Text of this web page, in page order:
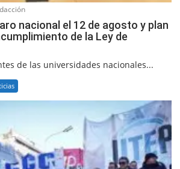
nacional el 12 de agosto y plan
de la Ley de
de las universidades nacionales...